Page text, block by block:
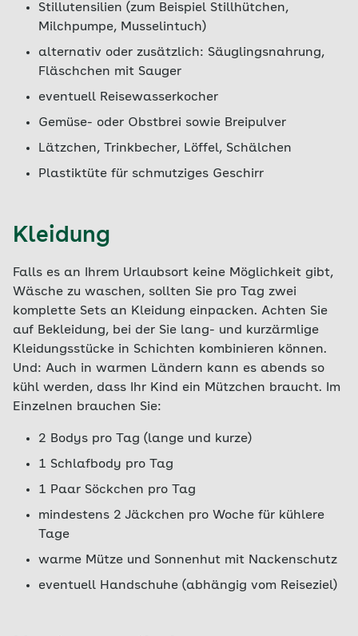
Stillutensilien (zum Beispiel Stillhütchen,
Milchpumpe, Musselintuch)
alternativ oder zusätzlich: Säuglingsnahrung,
Fläschchen mit Sauger
eventuell Reisewasserkocher
Gemüse- oder Obstbrei sowie Breipulver
Lätzchen, Trinkbecher, Löffel, Schälchen
Plastiktüte für schmutziges Geschirr
Kleidung
Falls es an Ihrem Urlaubsort keine Möglichkeit gibt,
Wäsche zu waschen, sollten Sie pro Tag zwei
komplette Sets an Kleidung einpacken. Achten Sie
auf Bekleidung, bei der Sie lang- und kurzärmlige
Kleidungsstücke in Schichten kombinieren können.
Und: Auch in warmen Ländern kann es abends so
kühl werden, dass Ihr Kind ein Mützchen braucht. Im
Einzelnen brauchen Sie:
2 Bodys pro Tag (lange und kurze)
1 Schlafbody pro Tag
1 Paar Söckchen pro Tag
mindestens 2 Jäckchen pro Woche für kühlere
Tage
warme Mütze und Sonnenhut mit Nackenschutz
eventuell Handschuhe (abhängig vom Reiseziel)